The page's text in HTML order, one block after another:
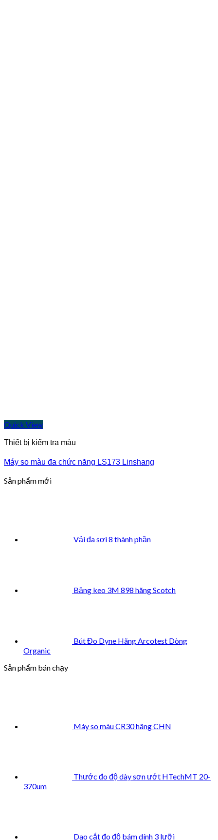
Quick View
Thiết bị kiểm tra màu
Máy so màu đa chức năng LS173 Linshang
Sản phẩm mới
Vải đa sợi 8 thành phần
Băng keo 3M 898 hãng Scotch
Bút Đo Dyne Hãng Arcotest Dòng
Organic
Sản phẩm bán chạy
Máy so màu CR30 hãng CHN
Thước đo độ dày sơn ướt HTechMT 20-
370um
Dao cắt đo độ bám dính 3 lưỡi